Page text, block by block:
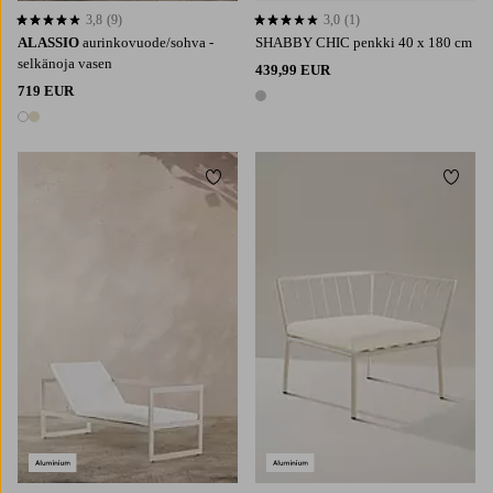
ALASSIO aurinkovuode/sohva -
selkänoja vasen
719 EUR
2 värejä
3,8 perustuen 9 arvosanaan
3,8 (9)
SHABBY CHIC penkki 40 x 180 cm
439,99 EUR
1 väri
3,0 perustuen 1 arvosanaan
3,0 (1)
Lisää suosikkeihin Lisää